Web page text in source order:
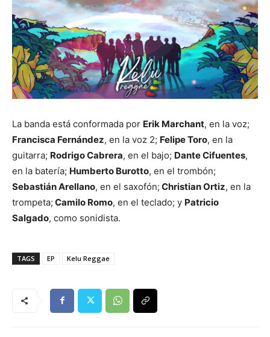
La banda está conformada por Erik Marchant, en la voz;
Francisca Fernández, en la voz 2; Felipe Toro, en la
guitarra; Rodrigo Cabrera, en el bajo; Dante Cifuentes,
en la batería; Humberto Burotto, en el trombón;
Sebastián Arellano, en el saxofón; Christian Ortiz, en la
trompeta; Camilo Romo, en el teclado; y Patricio
Salgado, como sonidista.
TAGS EP Kelu Reggae